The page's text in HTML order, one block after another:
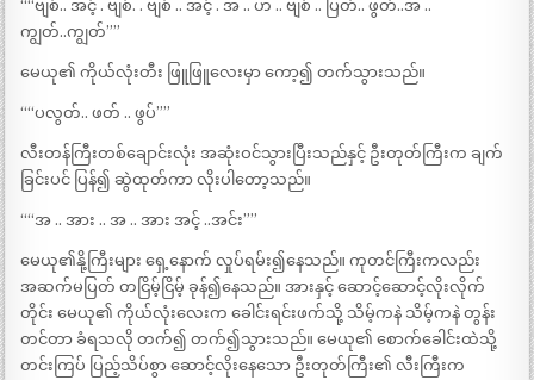
““ဗျစ်.. အင့် . ဗျစ်. . ဗျစ် .. အင့် . အ .. ဟ .. ဗျစ် .. ပြတ်.. ဖွတ်..အ ..
ကျွတ်..ကျွတ်””
မေယု၏ ကိုယ်လုံးတီး ဖြူဖြူလေးမှာ ကော့၍ တက်သွားသည်။
““ပလွတ်.. ဖတ် .. ဖွပ်””
လီးတန်ကြီးတစ်ချောင်းလုံး အဆုံးဝင်သွားပြီးသည်နှင့် ဦးတုတ်ကြီးက ချက်
ခြင်းပင် ပြန်၍ ဆွဲထုတ်ကာ လိုးပါတော့သည်။
““အ .. အား .. အ .. အား အင့် ..အင်း””
မေယု၏နို့ကြီးများ ရှေ့နောက် လှုပ်ရမ်း၍နေသည်။ ကုတင်ကြီးကလည်း
အဆက်မပြတ် တငြိမ့်ငြိမ့် ခုန်၍နေသည်။ အားနှင့် ဆောင့်ဆောင့်လိုးလိုက်
တိုင်း မေယု၏ ကိုယ်လုံးလေးက ခေါင်းရင်းဖက်သို့ သိမ့်ကနဲ သိမ့်ကနဲ တွန်း
တင်တာ ခံရသလို တက်၍ တက်၍သွားသည်။ မေယု၏ စောက်ခေါင်းထဲသို့
တင်းကြပ် ပြည့်သိပ်စွာ ဆောင့်လိုးနေသော ဦးတုတ်ကြီး၏ လီးကြီးက